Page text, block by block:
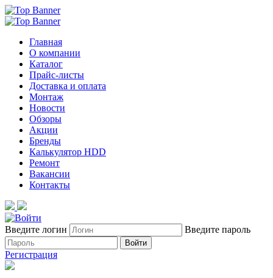
Главная
О компании
Каталог
Прайс-листы
Доставка и оплата
Монтаж
Новости
Обзоры
Акции
Бренды
Калькулятор HDD
Ремонт
Вакансии
Контакты
Введите логин Введите пароль
Войти
Регистрация